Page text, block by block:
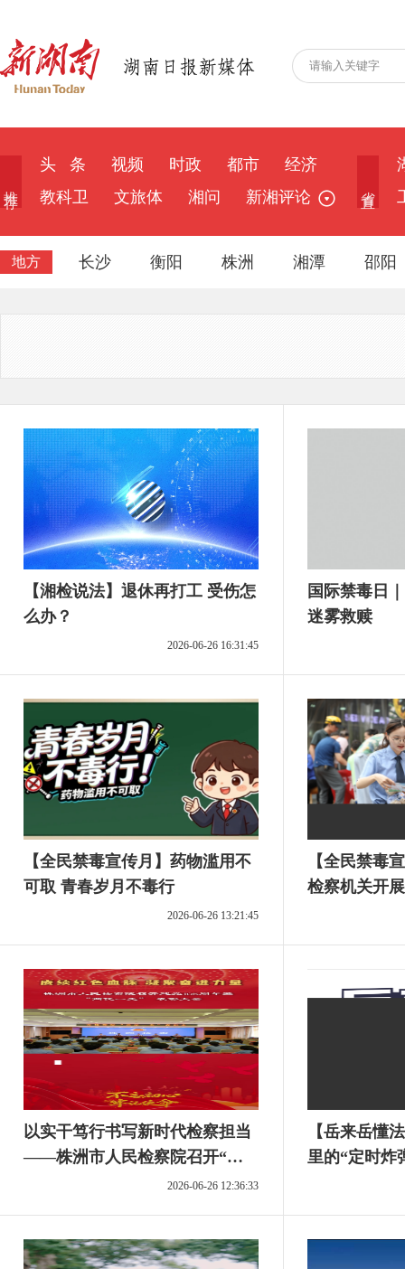
头 条 视频 时政 都市
经济
教科卫
文旅体 湘问 新湘评论
地方 长沙 衡阳 株洲 湘潭 邵阳
【湘检说法】退休再打工 受伤怎
么办？
2026-06-26 16:31:45
国际禁毒日
迷雾救赎
【全民禁毒宣传月】药物滥用不
可取 青春岁月不毒行
2026-06-26 13:21:45
【全民禁毒
检察机关开
以实干笃行书写新时代检察担当
——株洲市人民检察院召开“七
2026-06-26 12:36:33
【岳来岳懂
里的“定时炸